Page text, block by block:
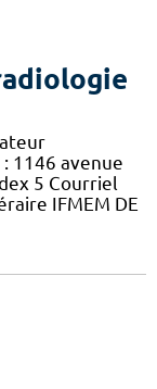
1146 avenue
5 Courriel
IFMEM DE